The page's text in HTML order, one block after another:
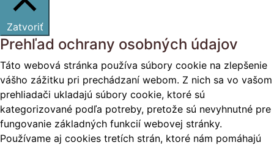
Zatvoriť
Prehľad ochrany osobných údajov
Táto webová stránka používa súbory cookie na zlepšenie
vášho zážitku pri prechádzaní webom. Z nich sa vo vašom
prehliadači ukladajú súbory cookie, ktoré sú
kategorizované podľa potreby, pretože sú nevyhnutné pre
fungovanie základných funkcií webovej stránky.
Používame aj cookies tretích strán, ktoré nám pomáhajú